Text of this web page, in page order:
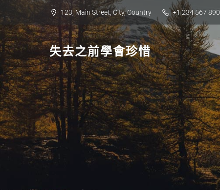
content
123, Main Street, City, Country +1 234 567 890
失去之前學會珍惜